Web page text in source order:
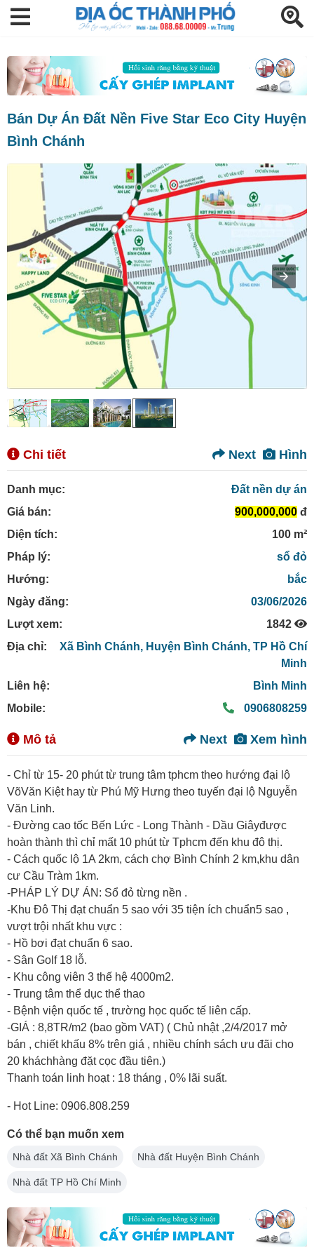
Bán Dự Án Đất Nền Five Star Eco City Huyện
Bình Chánh
Chi tiết Hình
Next
Danh mục:
Đất nền dự án
Giá bán:
900,000,000 đ
Diện tích:
100 m²
Pháp lý:
sổ đỏ
Hướng:
bắc
Ngày đăng:
03/06/2026
Lượt xem:
1842
Địa chỉ:
Xã Bình Chánh, Huyện Bình Chánh, TP Hồ Chí
Minh
Liên hệ:
Bình Minh
Mobile:
0906808259
Mô tả Xem hình
Next
- Chỉ từ 15- 20 phút từ trung tâm tphcm theo hướng đại lộ
VõVăn Kiệt hay từ Phú Mỹ Hưng theo tuyến đại lộ Nguyễn
Văn Linh.
- Đường cao tốc Bến Lức - Long Thành - Dầu Giâyđược
hoàn thành thì chỉ mất 10 phút từ Tphcm đến khu đô thị.
- Cách quốc lộ 1A 2km, cách chợ Bình Chính 2 km,khu dân
cư Cầu Tràm 1km.
-PHÁP LÝ DỰ ÁN: Sổ đỏ từng nền .
-Khu Đô Thị đạt chuẩn 5 sao với 35 tiện ích chuẩn5 sao ,
vượt trội nhất khu vực :
- Hồ bơi đạt chuẩn 6 sao.
- Sân Golf 18 lỗ.
- Khu công viên 3 thế hệ 4000m2.
- Trung tâm thể dục thể thao
- Bệnh viện quốc tế , trường học quốc tế liên cấp.
-GIÁ : 8,8TR/m2 (bao gồm VAT) ( Chủ nhật ,2/4/2017 mở
bán , chiết khấu 8% trên giá , nhiều chính sách ưu đãi cho
20 kháchhàng đặt cọc đầu tiên.)
Thanh toán linh hoạt : 18 tháng , 0% lãi suất.
- Hot Line: 0906.808.259
Có thể bạn muốn xem
Nhà đất Xã Bình Chánh Nhà đất Huyện Bình Chánh
Nhà đất TP Hồ Chí Minh